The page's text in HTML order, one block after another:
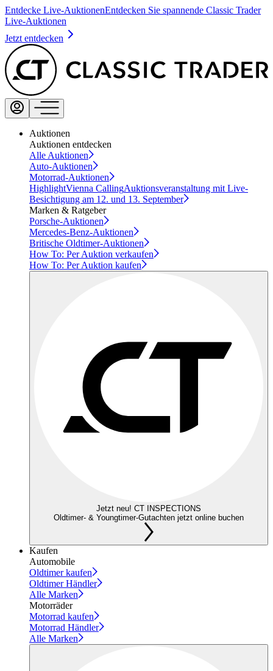
Entdecke Live-AuktionenEntdecken Sie spannende Classic Trader
Live-Auktionen
Jetzt entdecken
Auktionen
Auktionen entdecken
Alle Auktionen
Auto-Auktionen
Motorrad-Auktionen
HighlightVienna CallingAuktionsveranstaltung mit Live-
Besichtigung am 12. und 13. September
Marken & Ratgeber
Porsche-Auktionen
Mercedes-Benz-Auktionen
Britische Oldtimer-Auktionen
How To: Per Auktion verkaufen
How To: Per Auktion kaufen
Jetzt neu! CT INSPECTIONS
Oldtimer- & Youngtimer-Gutachten jetzt online buchen
Kaufen
Automobile
Oldtimer kaufen
Oldtimer Händler
Alle Marken
Motorräder
Motorrad kaufen
Motorrad Händler
Alle Marken